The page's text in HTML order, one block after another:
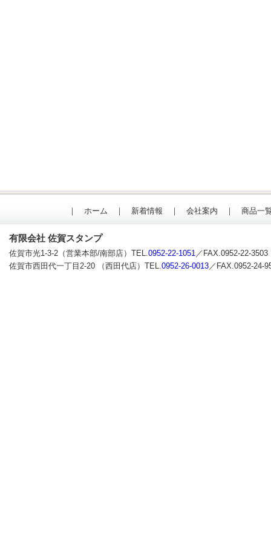
｜ ホーム ｜ 新着情報 ｜ 会社案内 ｜ 商品一
有限会社 佐賀スタンプ
佐賀市光1-3-2（営業本部/南部店）TEL.0952-22-1051／FAX.0952-22-3503
佐賀市西田代一丁目2-20 （西田代店）TEL.0952-26-0013／FAX.0952-24-